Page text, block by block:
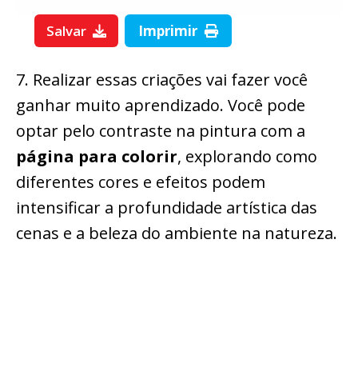
Salvar Imprimir
7. Realizar essas criações vai fazer você
ganhar muito aprendizado. Você pode
optar pelo contraste na pintura com a
página para colorir, explorando como
diferentes cores e efeitos podem
intensificar a profundidade artística das
cenas e a beleza do ambiente na natureza.